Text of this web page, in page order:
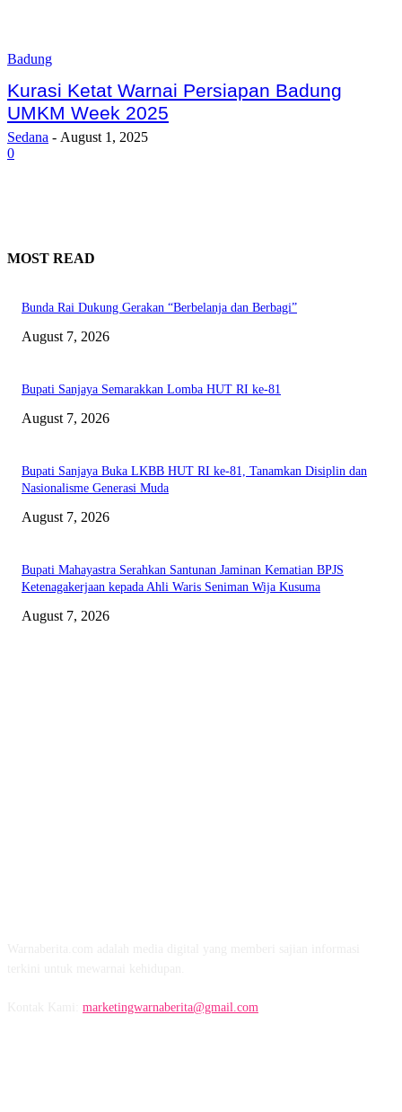
Badung
Kurasi Ketat Warnai Persiapan Badung
UMKM Week 2025
Sedana - August 1, 2025
0
MOST READ
Bunda Rai Dukung Gerakan “Berbelanja dan Berbagi”
August 7, 2026
Bupati Sanjaya Semarakkan Lomba HUT RI ke-81
August 7, 2026
Bupati Sanjaya Buka LKBB HUT RI ke-81, Tanamkan Disiplin dan
Nasionalisme Generasi Muda
August 7, 2026
Bupati Mahayastra Serahkan Santunan Jaminan Kematian BPJS
Ketenagakerjaan kepada Ahli Waris Seniman Wija Kusuma
August 7, 2026
marketingwarnaberita@gmail.com